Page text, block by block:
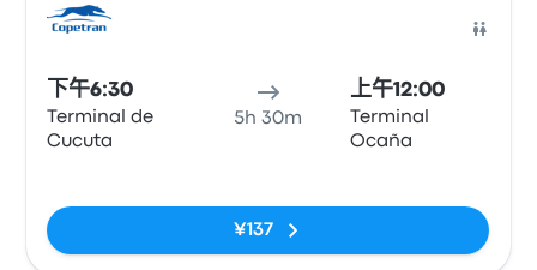
下午6:30
Terminal de
Cucuta
5h 30m
上午12:00
Terminal
Ocaña
¥137